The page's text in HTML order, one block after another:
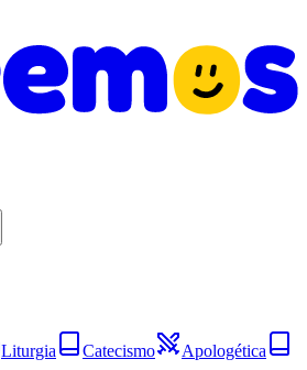
Liturgia Catecismo
Apologética